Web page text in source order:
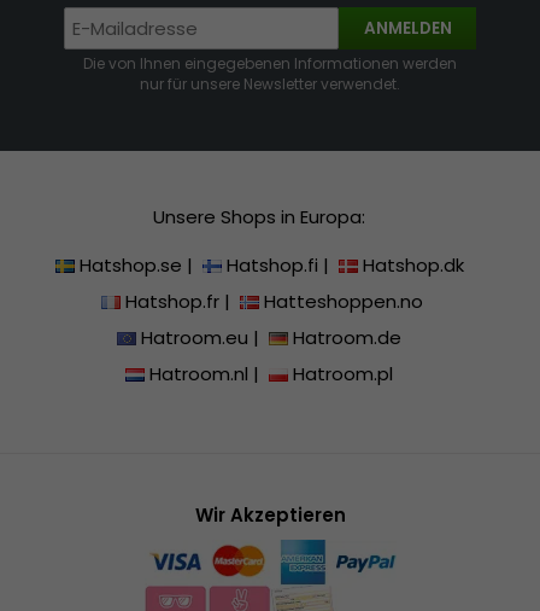
ANMELDEN
Die von Ihnen eingegebenen Informationen werden
nur für unsere Newsletter verwendet.
Unsere Shops in Europa:
Hatshop.se | Hatshop.fi |
Hatshop.dk
Hatshop.fr|
Hatteshoppen.no
Hatroom.eu |
Hatroom.de
Hatroom.nl | Hatroom.pl
Wir Akzeptieren